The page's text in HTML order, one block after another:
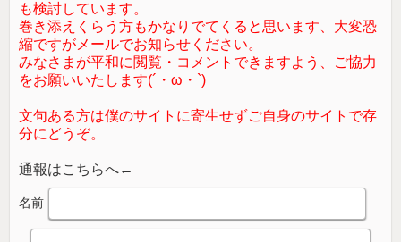
も検討しています。
巻き添えくらう方もかなりでてくると思います、大変恐
縮ですがメールでお知らせください。
みなさまが平和に閲覧・コメントできますよう、ご協力
をお願いいたします(´・ω・`)
文句ある方は僕のサイトに寄生せずご自身のサイトで存
分にどうぞ。
通報はこちらへ←
名前